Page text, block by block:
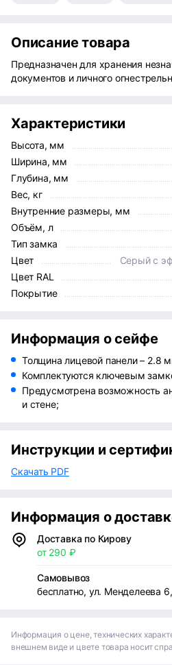
Описание товара
Предназначен для хранения
документов и личного
Характеристики
Высота, мм
Ширина, мм
Глубина, мм
Вес, кг
Внутренние размеры, мм
Объём, л
Тип замка
Цвет
Серый с
Цвет RAL
Покрытие
Информация о сейфе
Толщина лицевой панели – 2.8
Комплектуются ключевым
Предусмотрена возможность
и стене;
Инструкции и
Скачать PDF
Информация о
Доставка по Кирову
от 290 ₽
Самовывоз
бесплатно, ул. Менделеева
Информация о цене, технических
внешнем виде и цвете товара носит